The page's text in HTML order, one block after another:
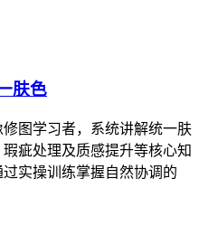
肤色
图学习者，系统讲解统一肤
疵处理及质感提升等核心知
实操训练掌握自然协调的